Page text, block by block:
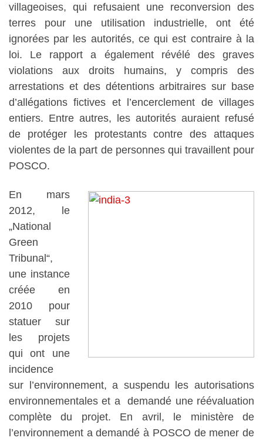
villageoises, qui refusaient une reconversion des
terres pour une utilisation industrielle, ont été
ignorées par les autorités, ce qui est contraire à la
loi. Le rapport a également révélé des graves
violations aux droits humains, y compris des
arrestations et des détentions arbitraires sur base
d’allégations fictives et l’encerclement de villages
entiers. Entre autres, les autorités auraient refusé
de protéger les protestants contre des attaques
violentes de la part de personnes qui travaillent pour
POSCO.
En mars
2012, le
„National
Green
Tribunal“,
une instance
créée en
2010 pour
statuer sur
les projets
qui ont une
incidence
sur l’environnement, a suspendu les autorisations
environnementales et a demandé une réévaluation
complète du projet. En avril, le ministère de
l’environnement a demandé à POSCO de mener de